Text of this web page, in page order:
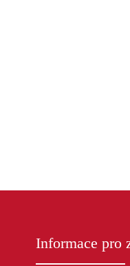
Informace pro